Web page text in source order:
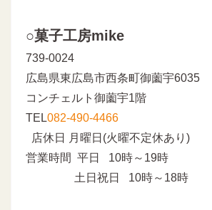
○菓子工房mike
739-0024
広島県東広島市西条町御薗宇6035
コンチェルト御薗宇1階
TEL082-490-4466
店休日 月曜日(火曜不定休あり)
営業時間 平日 10時～19時
土日祝日 10時～18時